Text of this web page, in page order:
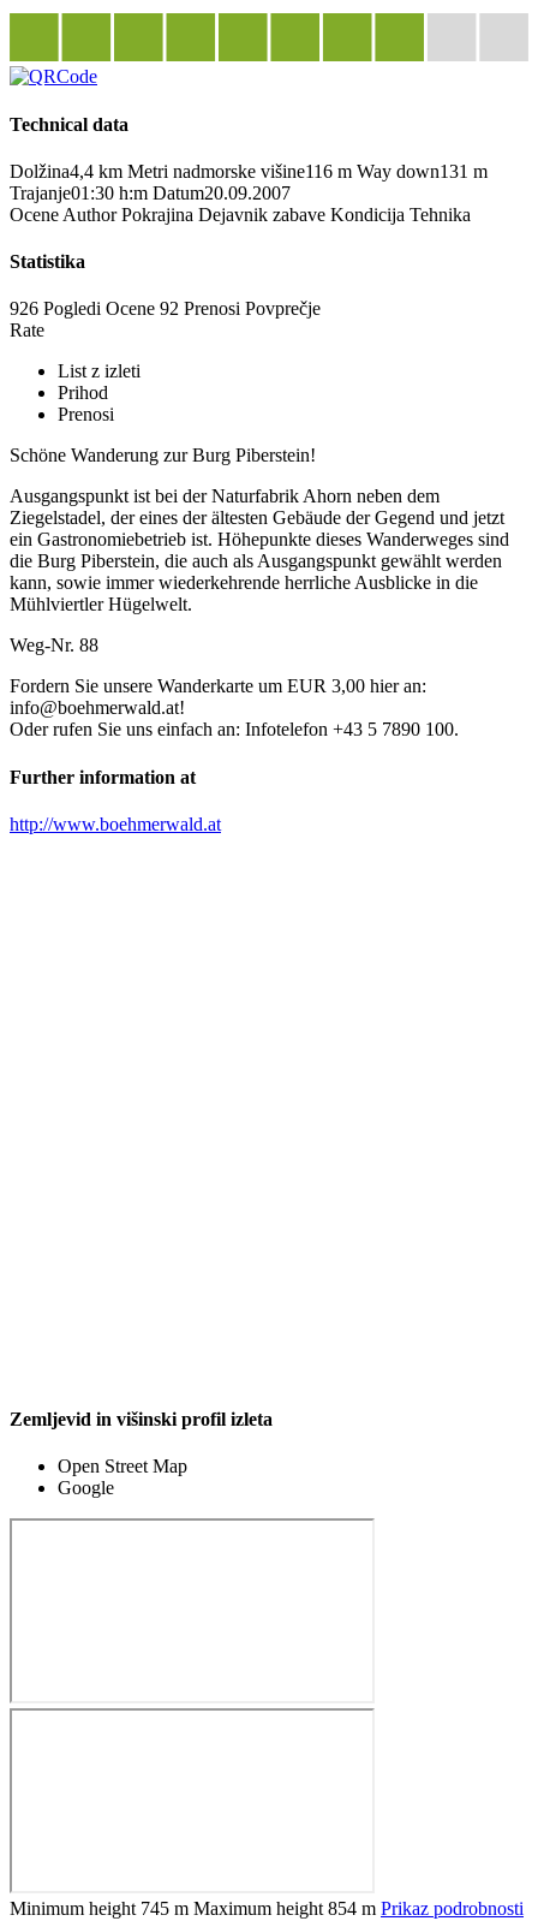
Technical data
Dolžina4,4 km Metri nadmorske višine116 m Way down131 m
Trajanje01:30 h:m Datum20.09.2007
Ocene Author Pokrajina Dejavnik zabave Kondicija Tehnika
Statistika
926 Pogledi Ocene 92 Prenosi Povprečje
Rate
List z izleti
Prihod
Prenosi
Schöne Wanderung zur Burg Piberstein!
Ausgangspunkt ist bei der Naturfabrik Ahorn neben dem
Ziegelstadel, der eines der ältesten Gebäude der Gegend und jetzt
ein Gastronomiebetrieb ist. Höhepunkte dieses Wanderweges sind
die Burg Piberstein, die auch als Ausgangspunkt gewählt werden
kann, sowie immer wiederkehrende herrliche Ausblicke in die
Mühlviertler Hügelwelt.
Weg-Nr. 88
Fordern Sie unsere Wanderkarte um EUR 3,00 hier an:
info@boehmerwald.at!
Oder rufen Sie uns einfach an: Infotelefon +43 5 7890 100.
Further information at
http://www.boehmerwald.at
Zemljevid in višinski profil izleta
Open Street Map
Google
Minimum height 745 m Maximum height 854 m Prikaz podrobnosti